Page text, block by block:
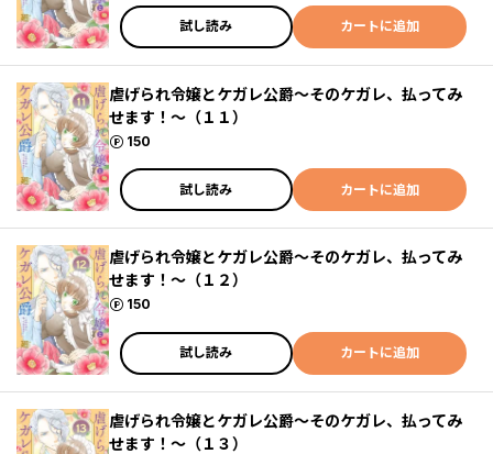
試し読み カートに追加
虐げられ令嬢とケガレ公爵～そのケガレ、払ってみ
せます！～（１１）
150
ポイント
試し読み カートに追加
虐げられ令嬢とケガレ公爵～そのケガレ、払ってみ
せます！～（１２）
150
ポイント
試し読み カートに追加
虐げられ令嬢とケガレ公爵～そのケガレ、払ってみ
せます！～（１３）